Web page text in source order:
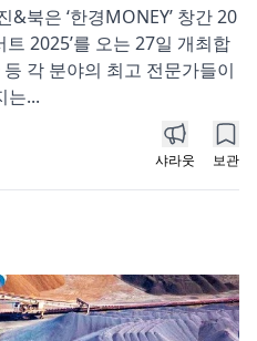
북은 ‘한경MONEY’ 창간 20
2025’를 오는 27일 개최합
각 분야의 최고 전문가들이
는...
샤라웃 보관